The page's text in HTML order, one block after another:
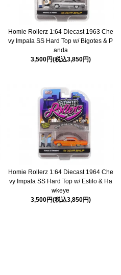
Homie Rollerz 1:64 Diecast 1963 Che
vy Impala SS Hard Top w/ Bigotes & P
anda
3,500円(税込3,850円)
Homie Rollerz 1:64 Diecast 1964 Che
vy Impala SS Hard Top w/ Estilo & Ha
wkeye
3,500円(税込3,850円)